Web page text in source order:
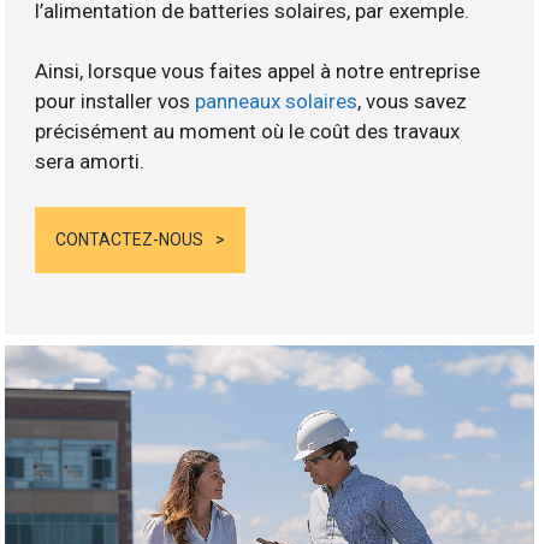
l’alimentation de batteries solaires, par exemple.
Ainsi, lorsque vous faites appel à notre entreprise
pour installer vos panneaux solaires, vous savez
précisément au moment où le coût des travaux
sera amorti.
CONTACTEZ-NOUS